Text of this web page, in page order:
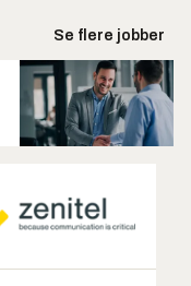
Se flere jobber